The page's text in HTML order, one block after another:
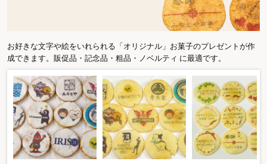
お好きな文字や絵をいれられる「オリジナル」お菓子のプレゼントが作
成できます。販促品・記念品・粗品・ノベルティ に最適です。